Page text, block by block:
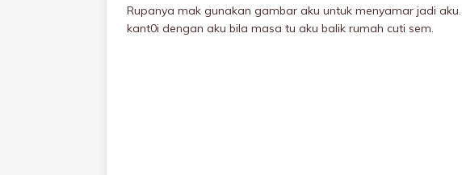
Rupanya mak gunakan gambar aku untuk menyamar jadi
kant0i dengan aku bila masa tu aku balik rumah cuti sem.